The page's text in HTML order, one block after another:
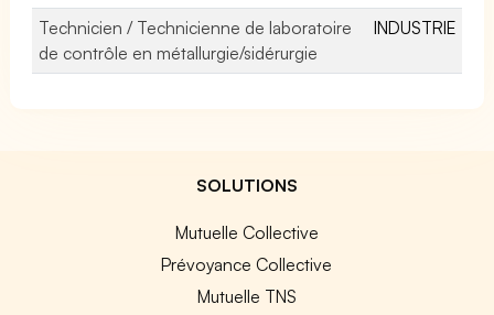
Technicien / Technicienne de laboratoire
de contrôle en métallurgie/sidérurgie
INDUSTRIE
SOLUTIONS
Mutuelle Collective
Prévoyance Collective
Mutuelle TNS